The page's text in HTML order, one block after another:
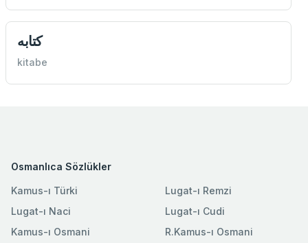
كتابه
kitabe
Osmanlıca Sözlükler
Kamus-ı Türki
Lugat-ı Naci
Kamus-ı Osmani
Lugat-ı Remzi
Lugat-ı Cudi
R.Kamus-ı Osmani